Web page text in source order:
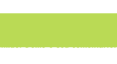
Deixe o seu comentário.